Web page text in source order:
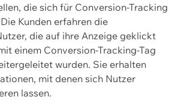
die sich für Conversion-Tracking
Kunden erfahren die
die auf ihre Anzeige geklickt
einem Conversion-Tracking-Tag
wurden. Sie erhalten
mit denen sich Nutzer
lassen.